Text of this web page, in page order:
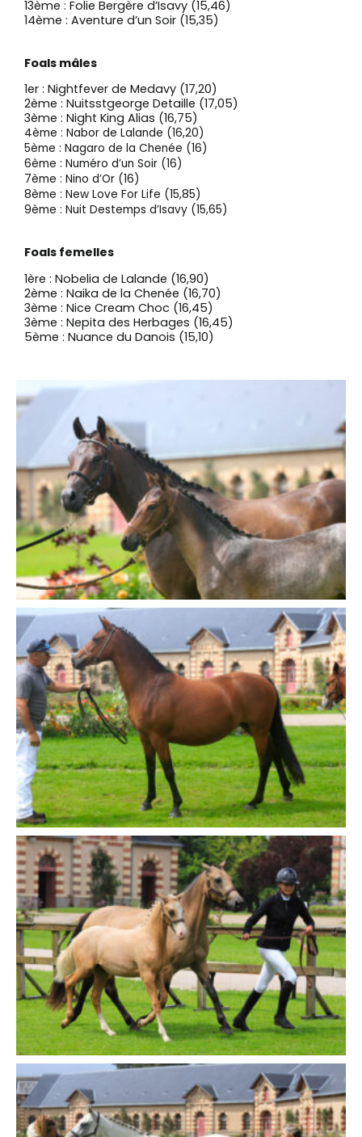
13ème : Folie Bergère d’Isavy (15,46)
14ème : Aventure d’un Soir (15,35)
Foals mâles
1er : Nightfever de Medavy (17,20)
2ème : Nuitsstgeorge Detaille (17,05)
3ème : Night King Alias (16,75)
4ème : Nabor de Lalande (16,20)
5ème : Nagaro de la Chenée (16)
6ème : Numéro d’un Soir (16)
7ème : Nino d’Or (16)
8ème : New Love For Life (15,85)
9ème : Nuit Destemps d’Isavy (15,65)
Foals femelles
1ère : Nobelia de Lalande (16,90)
2ème : Naika de la Chenée (16,70)
3ème : Nice Cream Choc (16,45)
3ème : Nepita des Herbages (16,45)
5ème : Nuance du Danois (15,10)